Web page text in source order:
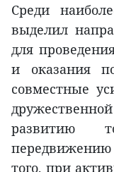
Среди
выделил
для
и оказания
совместные
развитию
того, при